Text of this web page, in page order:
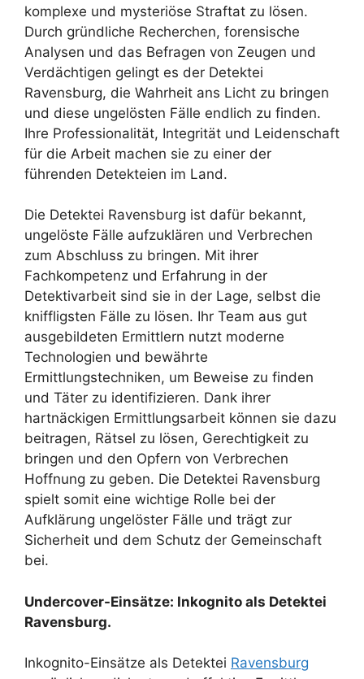
komplexe und mysteriöse Straftat zu lösen.
Durch gründliche Recherchen, forensische
Analysen und das Befragen von Zeugen und
Verdächtigen gelingt es der Detektei
Ravensburg, die Wahrheit ans Licht zu bringen
und diese ungelösten Fälle endlich zu finden.
Ihre Professionalität, Integrität und Leidenschaft
für die Arbeit machen sie zu einer der
führenden Detekteien im Land.
Die Detektei Ravensburg ist dafür bekannt,
ungelöste Fälle aufzuklären und Verbrechen
zum Abschluss zu bringen. Mit ihrer
Fachkompetenz und Erfahrung in der
Detektivarbeit sind sie in der Lage, selbst die
kniffligsten Fälle zu lösen. Ihr Team aus gut
ausgebildeten Ermittlern nutzt moderne
Technologien und bewährte
Ermittlungstechniken, um Beweise zu finden
und Täter zu identifizieren. Dank ihrer
hartnäckigen Ermittlungsarbeit können sie dazu
beitragen, Rätsel zu lösen, Gerechtigkeit zu
bringen und den Opfern von Verbrechen
Hoffnung zu geben. Die Detektei Ravensburg
spielt somit eine wichtige Rolle bei der
Aufklärung ungelöster Fälle und trägt zur
Sicherheit und dem Schutz der Gemeinschaft
bei.
Undercover-Einsätze: Inkognito als Detektei
Ravensburg.
Inkognito-Einsätze als Detektei Ravensburg